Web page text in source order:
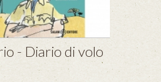
- Diario di volo